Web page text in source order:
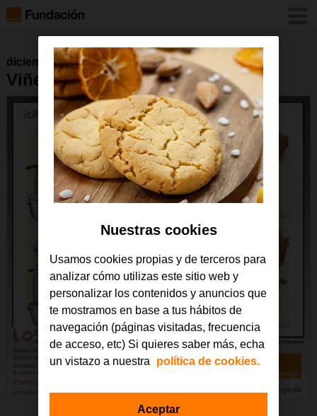
diciembre 2016
Viñeta 18 de abril de 2016
Nuestras cookies
Usamos cookies propias y de terceros para
analizar cómo utilizas este sitio web y
personalizar los contenidos y anuncios que
te mostramos en base a tus hábitos de
navegación (páginas visitadas, frecuencia
de acceso, etc) Si quieres saber más, echa
un vistazo a nuestra
política de cookies.
Aceptar